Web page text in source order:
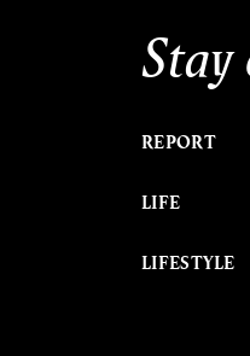
Stay
REPORT
LIFE
LIFESTYLE